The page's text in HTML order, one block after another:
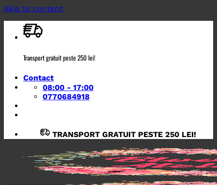
Skip to content
Transport gratuit peste 250 lei!
Contact
08:00 - 17:00
0770684918
TRANSPORT GRATUIT PESTE 250 LEI!